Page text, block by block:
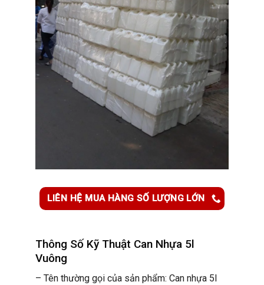
LIÊN HỆ MUA HÀNG SỐ LƯỢNG LỚN
Thông Số Kỹ Thuật Can Nhựa 5l
Vuông
– Tên thường gọi của sản phẩm: Can nhựa 5l